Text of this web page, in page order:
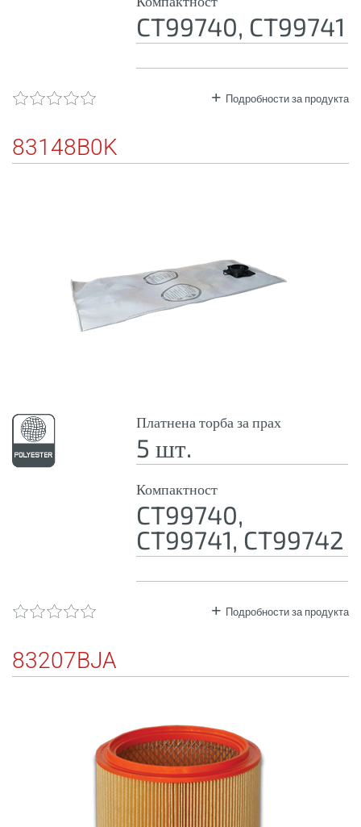
CT99740, CT99741
Подробности за продукта
83148B0K
Платнена торба за прах
5 шт.
Компактност
CT99740,
CT99741, CT99742
Подробности за продукта
83207BJA